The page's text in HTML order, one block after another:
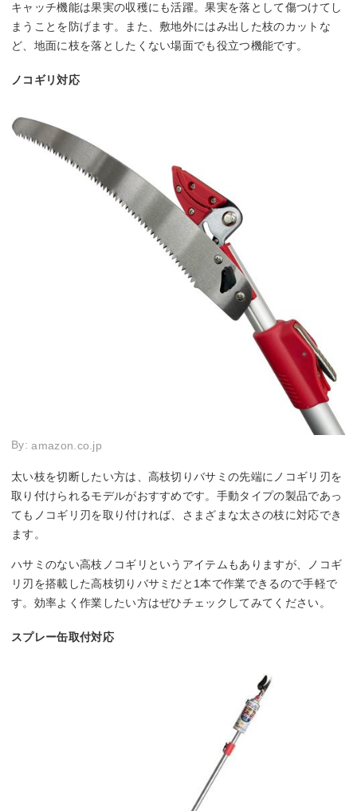
キャッチ機能は果実の収穫にも活躍。果実を落として傷つけてし
まうことを防げます。また、敷地外にはみ出した枝のカットな
ど、地面に枝を落としたくない場面でも役立つ機能です。
ノコギリ対応
By:amazon.co.jp
太い枝を切断したい方は、高枝切りバサミの先端にノコギリ刃を
取り付けられるモデルがおすすめです。手動タイプの製品であっ
てもノコギリ刃を取り付ければ、さまざまな太さの枝に対応でき
ます。
ハサミのない高枝ノコギリというアイテムもありますが、ノコギ
リ刃を搭載した高枝切りバサミだと1本で作業できるので手軽で
す。効率よく作業したい方はぜひチェックしてみてください。
スプレー缶取付対応